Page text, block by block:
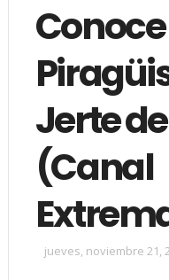
Jerte
(Canal
jueves, noviembre 21,